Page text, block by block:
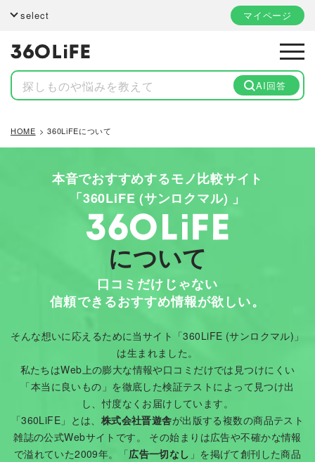
select マイページ
AI回答
HOME 360LiFEについて
本音でおすすめするモノ比較サイト
「360LiFE (サンロクマル) 」
について
口コミだけじゃない
信頼できるおすすめ情報が欲しい。
そんな想いに応えるために当サイト「360LiFE (サンロクマル)」
は生まれました。
私たちはWeb上の膨大な情報や口コミだけでは見つけにくい
「本当に良いもの」を徹底した検証テストによって見つけ出
し、忖度なくお届けしています。
「360LiFE」とは、 株式会社晋遊舎が出版する複数の商品テスト
雑誌の公式Webサイトです。 その始まりは広告や不確かな情報
で溢れていた2009年。「広告一切なし 」を掲げて創刊した商品